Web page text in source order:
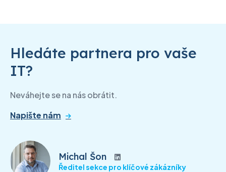
Hledáte partnera pro vaše
IT?
Neváhejte se na nás obrátit.
Napište nám
Michal Šon
Ředitel sekce pro klíčové zákázníky